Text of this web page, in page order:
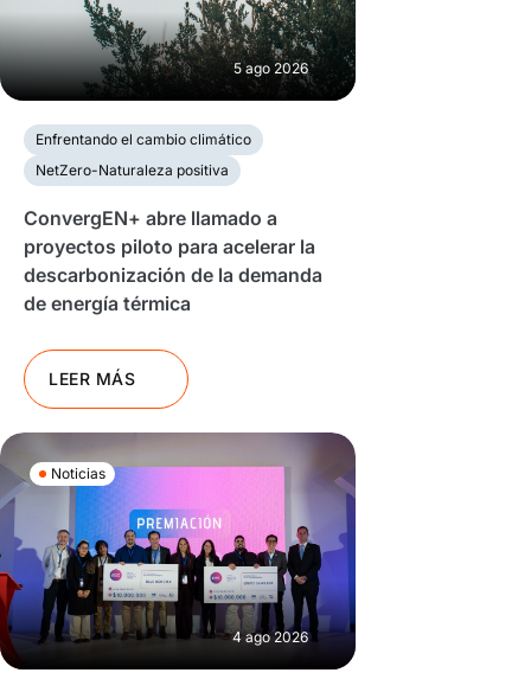
5 ago 2026
Enfrentando el cambio climático
NetZero-Naturaleza positiva
ConvergEN+ abre llamado a
proyectos piloto para acelerar la
descarbonización de la demanda
de energía térmica
LEER MÁS
Noticias
4 ago 2026